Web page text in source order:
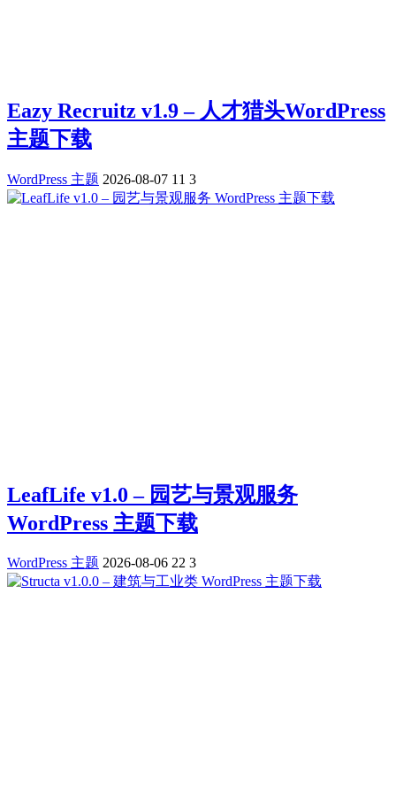
Eazy Recruitz v1.9 – 人才猎头WordPress
主题下载
WordPress 主题 2026-08-07 11 3
LeafLife v1.0 – 园艺与景观服务
WordPress 主题下载
WordPress 主题 2026-08-06 22 3